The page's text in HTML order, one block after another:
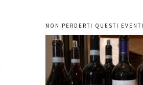
NON PERDERTI QUESTI EVENTI